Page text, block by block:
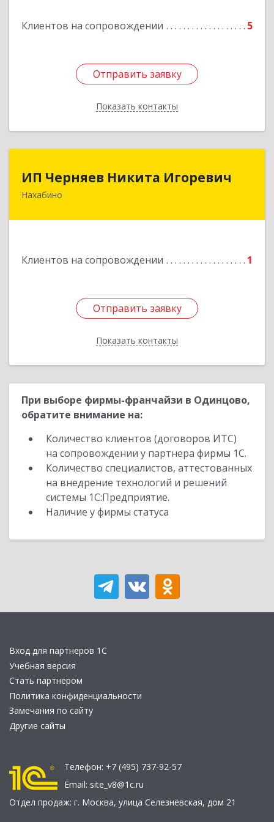
Клиентов на сопровождении 5
Отправить заявку
Показать контакты
Подробнее
Отправить заявку
Назад
ИП Черняев Никита Игоревич
Нахабино
Клиентов на сопровождении 1
Отправить заявку
Показать контакты
143430, Московская обл, Красногорский р-н,
Подробнее
Отправить заявку
Назад
При выборе фирмы-франчайзи в Одинцово,
обратите внимание на:
Количество клиентов (договоров ИТС)
на сопровождении у партнера фирмы 1С.
Количество специалистов, аттестованных
на внедрение технологий и решений
системы 1С:Предприятие.
Наличие у фирмы статуса
Вход для партнеров 1С
Учебная версия
Стать партнером
Политика конфиденциальности
Замечания по сайту
Другие сайты
Телефон: +7 (495) 737-92-57
Email: site_v8@1c.ru
Отдел продаж: г. Москва, улица Селезнёвская, дом 21